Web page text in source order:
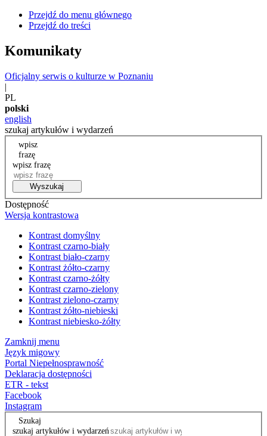
Przejdź do menu głównego
Przejdź do treści
Komunikaty
Oficjalny serwis o kulturze w Poznaniu
|
PL
polski
english
szukaj artykułów i wydarzeń
wpisz
frazę
wpisz frazę
Wyszukaj
Dostępność
Wersja kontrastowa
Kontrast domyślny
Kontrast czarno-biały
Kontrast biało-czarny
Kontrast żółto-czarny
Kontrast czarno-żółty
Kontrast czarno-zielony
Kontrast zielono-czarny
Kontrast żółto-niebieski
Kontrast niebiesko-żółty
Zamknij menu
Język migowy
Portal Niepełnosprawność
Deklaracja dostępności
ETR - tekst
Facebook
Instagram
Szukaj
szukaj artykułów i wydarzeń